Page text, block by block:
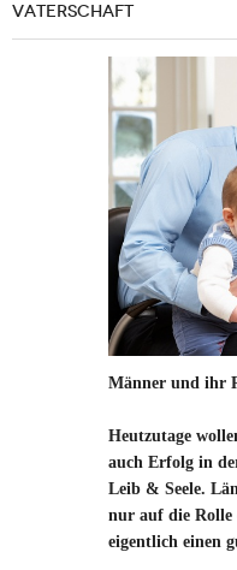
VATERSCHAFT
Männer und ihr
Heutzutage
auch Erfolg in
Leib & Seele.
nur auf die Rolle
eigentlich einen